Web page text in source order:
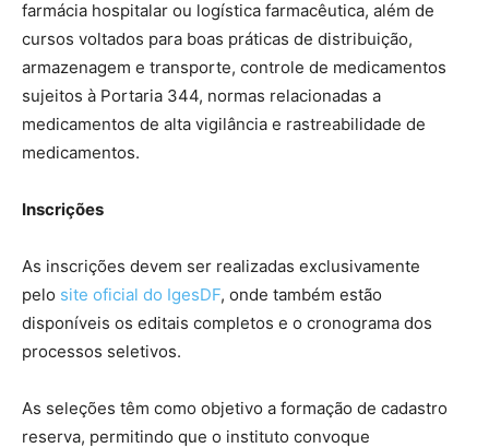
farmácia hospitalar ou logística farmacêutica, além de
cursos voltados para boas práticas de distribuição,
armazenagem e transporte, controle de medicamentos
sujeitos à Portaria 344, normas relacionadas a
medicamentos de alta vigilância e rastreabilidade de
medicamentos.
Inscrições
As inscrições devem ser realizadas exclusivamente
pelo site oficial do IgesDF, onde também estão
disponíveis os editais completos e o cronograma dos
processos seletivos.
As seleções têm como objetivo a formação de cadastro
reserva, permitindo que o instituto convoque